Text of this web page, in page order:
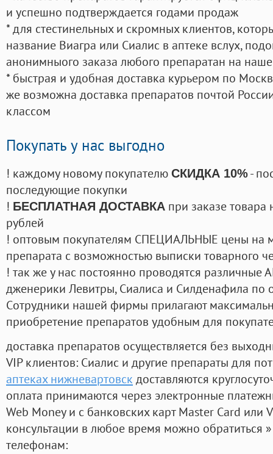
и успешно подтверждается годами продаж
* для стестинельных и скромных клиентов,
название Виагра или Сиалис в аптеке вслух,
анонимныого заказа любого препаратан на
* быстрая и удобная доставка курьером по
же возможна доставка препаратов почтой
классом
Покупать у нас выгодно
! каждому новому покупателю СКИДКА 10%-
последующие покупки
! БЕСПЛАТНАЯ ДОСТАВКА при заказе
рублей
! оптовым покупателям СПЕЦИАЛЬНЫЕ цены на
препарата с возможностью выписки товарного
! так же у нас постоянно проводятся
дженерики Левитры, Сиалиса и Силденафила по
Cотрудники нашей фирмы прилагают
приобретение препаратов удобным для
доставка препаратов осуществляется без
VIP клиентов: Сиалис и другие препараты для
аптеках нижневартовск доставляются
оплата принимаются через электронные
Web Money и с банковских карт Master Card или
консультации в любое время можно обратиться
телефонам: